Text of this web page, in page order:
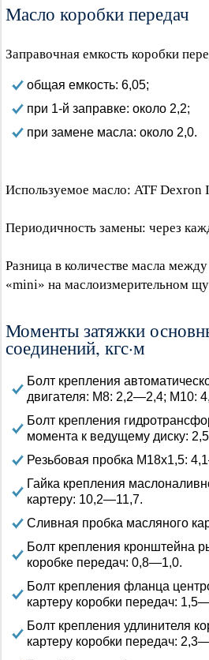
Масло коробки передач
Заправочная емкость коробки
общая емкость: 6,05;
при 1-й заправке: около 2,2;
при замене масла: около 2,0.
Используемое масло: ATF Dexron
Периодичность замены: через
Разница в количестве масла
«mini» на маслоизмерительном
Моменты затяжки
соединений, кгс·м
Болт крепления
двигателя: М8: 2,2—2,4; М10:
Болт крепления
момента к ведущему диску:
Резьбовая пробка М18х1,5:
Гайка крепления
картеру: 10,2—11,7.
Сливная пробка масляного
Болт крепления кронштейна
коробке передач: 0,8—1,0.
Болт крепления фланца
картеру коробки передач:
Болт крепления удлинителя
картеру коробки передач: